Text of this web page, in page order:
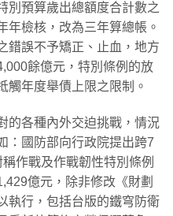
別預算歲出總額度合計數之
年檢核，改為三年算總帳。
錯誤不予矯正、止血，地方
餘億元，特別條例的放
觸年度舉債上限之限制。
的各種內外交迫挑戰，情況
：國防部向行政院提出跨7
作戰及作戰韌性特別條例
億元，除非修改《財劃
執行，包括台版的鐵穹防衛